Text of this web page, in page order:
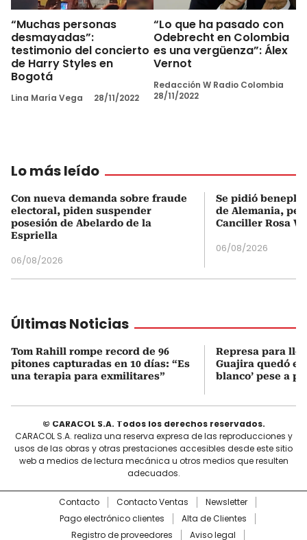
“Muchas personas
desmayadas”:
testimonio del concierto
de Harry Styles en
Bogotá
Lina María Vega 28/11/2022
“Lo que ha pasado con
Odebrecht en Colombia
es una vergüenza”: Álex
Vernot
Redacción W Radio Colombia
28/11/2022
Lo más leído
Con nueva demanda sobre fraude
electoral, piden suspender
posesión de Abelardo de la
Espriella
06/08/2026
Se pidió
de Alemania,
Canciller Rosa
06/08/2026
Últimas Noticias
Tom Rahill rompe record de 96
pitones capturadas en 10 días: “Es
una terapia para exmilitares”
Represa para
Guajira quedó en
blanco’ pese a
© CARACOL S.A. Todos los derechos reservados.
CARACOL S.A. realiza una reserva expresa de las reproducciones y
usos de las obras y otras prestaciones accesibles desde este sitio
web a medios de lectura mecánica u otros medios que resulten
adecuados.
Contacto Contacto Ventas
Newsletter
Pago electrónico clientes
Alta de Clientes
Registro de proveedores
Aviso legal